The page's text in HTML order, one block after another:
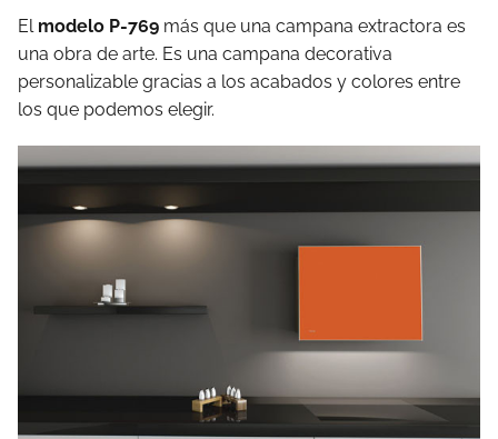
El modelo P-769 más que una campana extractora es
una obra de arte. Es una campana decorativa
personalizable gracias a los acabados y colores entre
los que podemos elegir.